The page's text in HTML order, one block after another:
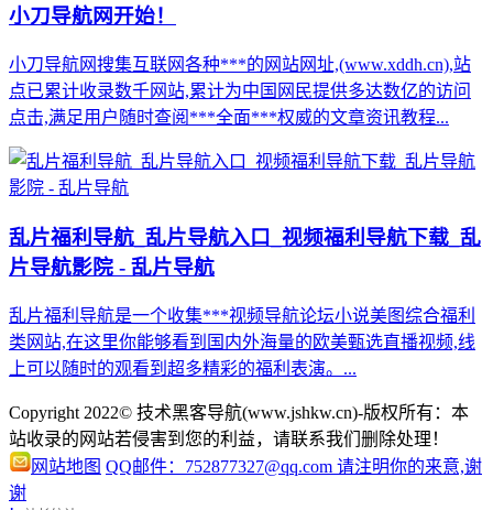
小刀导航网开始！
小刀导航网搜集互联网各种***的网站网址,(www.xddh.cn),站
点已累计收录数千网站,累计为中国网民提供多达数亿的访问
点击,满足用户随时查阅***全面***权威的文章资讯教程...
乱片福利导航_乱片导航入口_视频福利导航下载_乱
片导航影院 - 乱片导航
乱片福利导航是一个收集***视频导航论坛小说美图综合福利
类网站,在这里你能够看到国内外海量的欧美甄选直播视频,线
上可以随时的观看到超多精彩的福利表演。...
Copyright 2022© 技术黑客导航(www.jshkw.cn)-版权所有：本
站收录的网站若侵害到您的利益，请联系我们删除处理！
网站地图 QQ邮件：752877327@qq.com 请注明你的来意,谢
谢